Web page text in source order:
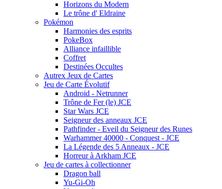
Horizons du Modern
Le trône d' Eldraine
Pokémon
Harmonies des esprits
PokeBox
Alliance infaillible
Coffret
Destinées Occultes
Autrex Jeux de Cartes
Jeu de Carte Évolutif
Android - Netrunner
Trône de Fer (le) JCE
Star Wars JCE
Seigneur des anneaux JCE
Pathfinder - Eveil du Seigneur des Runes
Warhammer 40000 - Conquest - JCE
La Légende des 5 Anneaux - JCE
Horreur à Arkham JCE
Jeu de cartes à collectionner
Dragon ball
Yu-Gi-Oh